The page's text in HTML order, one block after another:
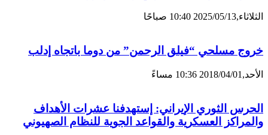
الثلاثاء,2025/05/13 10:40 صباحًا
خروج مسلحي “فيلق الرحمن” من دوما باتجاه إدلب
الأحد,2018/04/01 10:36 مساءً
الحرس الثوري الإيراني: إستهدفنا عشرات الأهداف
والمراكز العسكرية والقواعد الجوية للنظام الصهيوني